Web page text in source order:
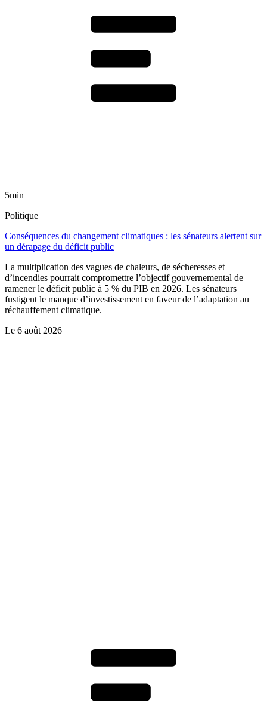
5min
Politique
Conséquences du changement climatiques : les sénateurs alertent sur
un dérapage du déficit public
La multiplication des vagues de chaleurs, de sécheresses et
d’incendies pourrait compromettre l’objectif gouvernemental de
ramener le déficit public à 5 % du PIB en 2026. Les sénateurs
fustigent le manque d’investissement en faveur de l’adaptation au
réchauffement climatique.
Le 6 août 2026